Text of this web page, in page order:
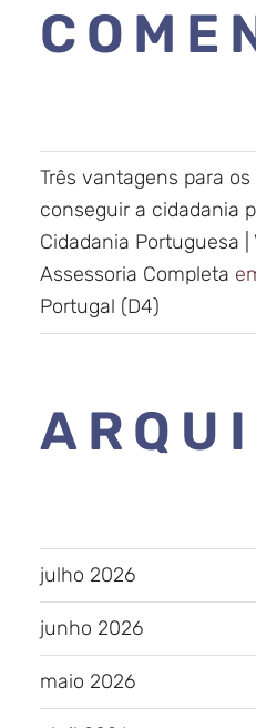
Três vantagens para
conseguir a cidadania
Cidadania Portuguesa |
Assessoria Completa
Portugal (D4)
julho 2026
junho 2026
maio 2026